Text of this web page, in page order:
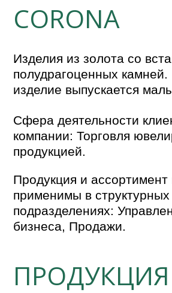
CORONA
Изделия из золота со
полудрагоценных
изделие выпускается
Сфера деятельности
компании: Торговля
продукцией.
Продукция и ассортимент
применимы в структурных
подразделениях:
бизнеса, Продажи.